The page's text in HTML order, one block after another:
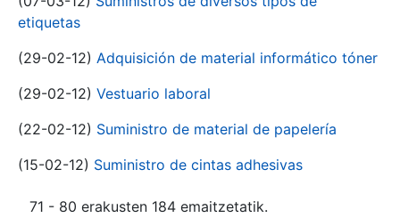
etiquetas
(29-02-12) Adquisición de material informático tóner
(29-02-12) Vestuario laboral
(22-02-12) Suministro de material de papelería
(15-02-12) Suministro de cintas adhesivas
71 - 80 erakusten 184 emaitzetatik.